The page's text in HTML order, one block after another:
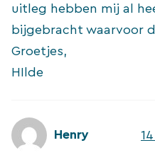
uitleg hebben mij al
bijgebracht waarvoor
Groetjes,
HIlde
Henry